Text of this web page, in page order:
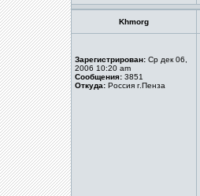
Khmorg
Зарегистрирован: Ср дек 06,
2006 10:20 am
Сообщения: 3851
Откуда: Россия г.Пенза